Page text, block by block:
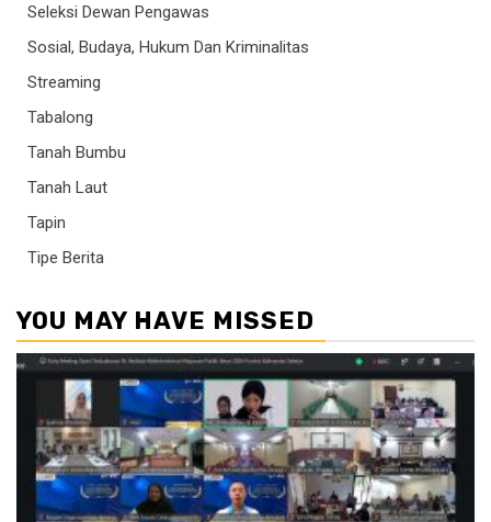
Seleksi Dewan Pengawas
Sosial, Budaya, Hukum Dan Kriminalitas
Streaming
Tabalong
Tanah Bumbu
Tanah Laut
Tapin
Tipe Berita
YOU MAY HAVE MISSED